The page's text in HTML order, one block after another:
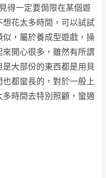
得一定要侷限在某個遊
花太多時間，可以試試
似，屬於養成型遊戲，操
開心很多，雖然有所謂
大部份的東西都是用貝
都蠻長的，對於一般上
時間去特別照顧，蠻適